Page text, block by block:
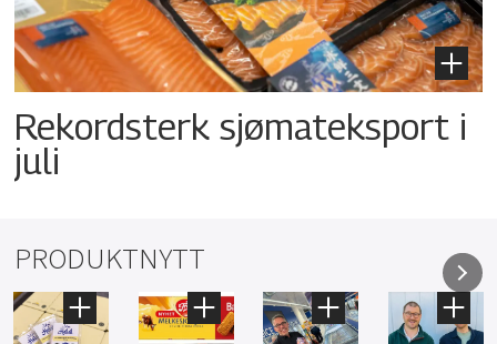
Rekordsterk sjømateksport i
juli
PRODUKTNYTT